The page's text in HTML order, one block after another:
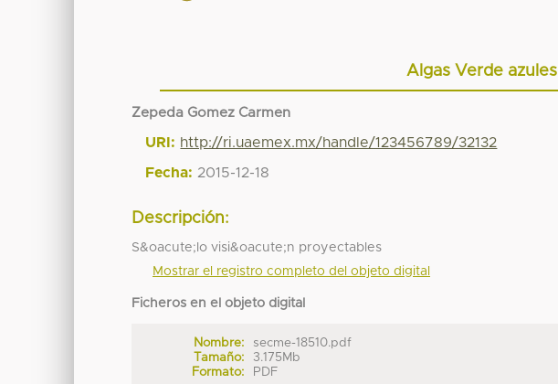
Algas Verde azules
Zepeda Gomez Carmen
URI: http://ri.uaemex.mx/handle/123456789/32132
Fecha: 2015-12-18
Descripción:
S&oacute;lo visi&oacute;n proyectables
Mostrar el registro completo del objeto digital
Ficheros en el objeto digital
Nombre:
secme-18510.pdf
Tamaño:
3.175Mb
Formato:
PDF